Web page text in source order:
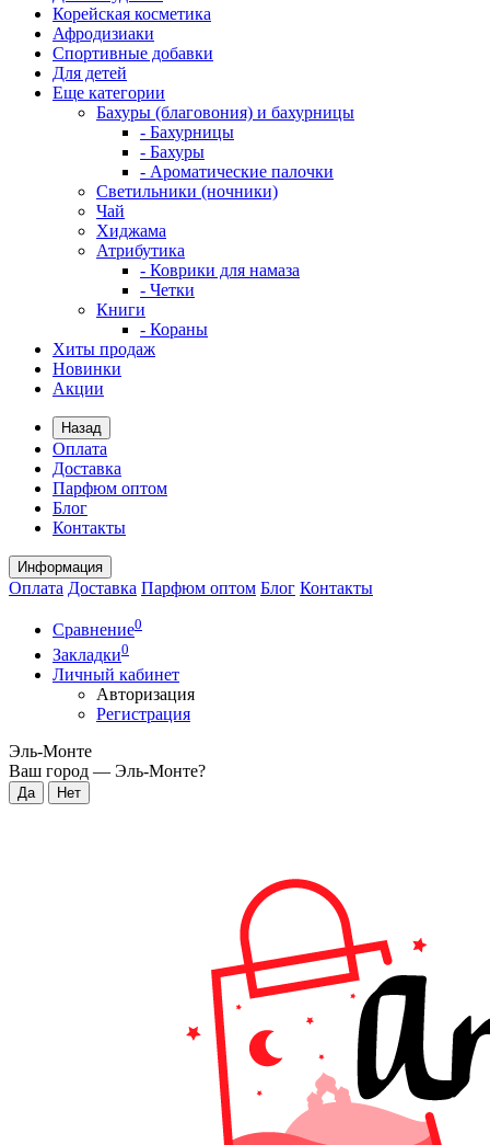
Корейская косметика
Афродизиаки
Спортивные добавки
Для детей
Еще категории
Бахуры (благовония) и бахурницы
- Бахурницы
- Бахуры
- Ароматические палочки
Светильники (ночники)
Чай
Хиджама
Атрибутика
- Коврики для намаза
- Четки
Книги
- Кораны
Хиты продаж
Новинки
Акции
Назад
Оплата
Доставка
Парфюм оптом
Блог
Контакты
Информация
Оплата Доставка Парфюм оптом Блог Контакты
Сравнение0
Закладки0
Личный кабинет
Авторизация
Регистрация
Эль-Монте
Ваш город — Эль-Монте?